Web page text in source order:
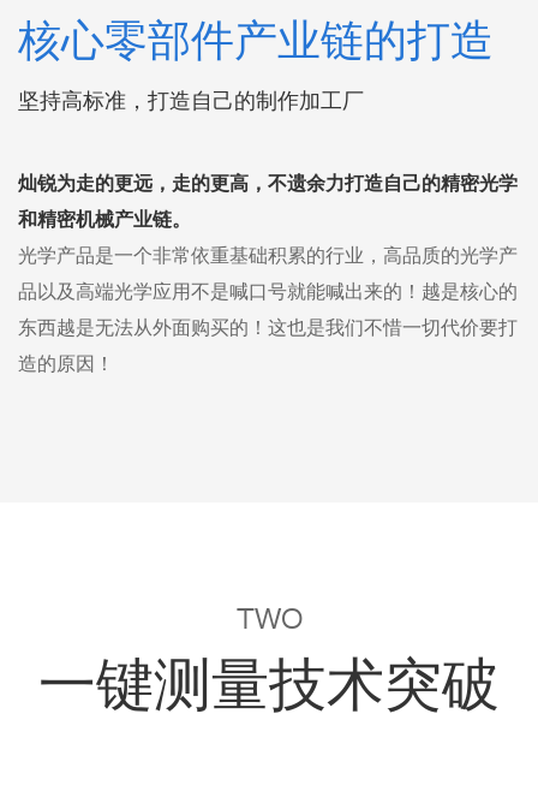
核心零部件产业链的打造
坚持高标准，打造自己的制作加工厂
灿锐为走的更远，走的更高，不遗余力打造自己的精密光学
和精密机械产业链。
光学产品是一个非常依重基础积累的行业，高品质的光学产
品以及高端光学应用不是喊口号就能喊出来的！越是核心的
东西越是无法从外面购买的！这也是我们不惜一切代价要打
造的原因！
TWO
一键测量技术突破